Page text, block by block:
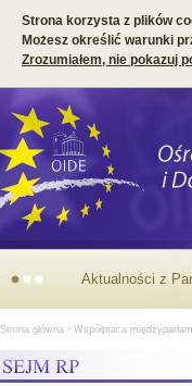
Strona korzysta z plików
Możesz określić warunki
Zrozumiałem, nie pokazuj
Parlamentarny
wymiar
Strona główna > Współpraca